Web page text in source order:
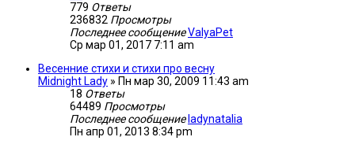
779 Ответы
236832 Просмотры
Последнее сообщениеValyaPet
Ср мар 01, 2017 7:11 am
Весенние стихи и стихи про весну
Midnight Lady » Пн мар 30, 2009 11:43 am
18 Ответы
64489 Просмотры
Последнее сообщение ladynatalia
Пн апр 01, 2013 8:34 pm